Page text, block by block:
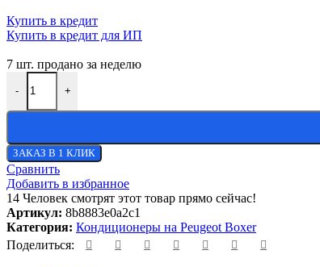
Купить в кредит
Купить в кредит для ИП
7 шт. продано за неделю
- +
ЗАКАЗ В 1 КЛИК
Сравнить
Добавить в избранное
14 Человек смотрят этот товар прямо сейчас!
Артикул: 8b8883e0a2c1
Категория: Кондиционеры на Peugeot Boxer
Поделиться: